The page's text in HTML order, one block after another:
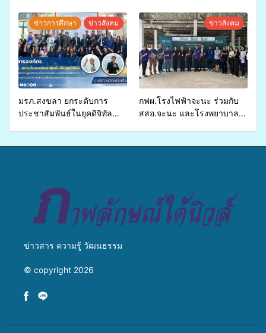
สุขภาพแก่ประชาชนในพื้นที่
อำเภอจะนะ
จ่ายงบกองทุนสุขภาพตำบล
รองรับการจัดบริการพาหนะรับ
ส่งผู้ทุพพลภาพเพื่อเข้ารับ
บริการสาธารณสุข ลดความ
เหลื่อมล้ำ ยกระดับคุณภาพ
ชีวิตประชาชนอย่างยั่งยืน
ข่าวการศึกษา ข่าวสังคม
มรภ.สงขลา ยกระดับการ
ประชาสัมพันธ์ในยุคดิจิทัล
ข่าวสังคม
กฟผ.โรงไฟฟ้าจะนะ ร่วมกับ
สสอ.จะนะ และโรงพยาบาล
ข่าวสาร ความรู้ วัฒนธรรม
© copyright 2026